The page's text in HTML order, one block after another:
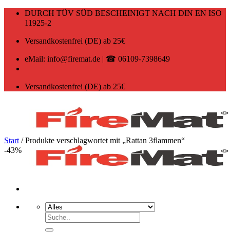
Zum
DURCH TÜV SÜD BESCHEINIGT NACH DIN EN ISO
11925-2
Versandkostenfrei (DE) ab 25€
eMail: info@firemat.de | ☎ 06109-7398649
Versandkostenfrei (DE) ab 25€
Suchen
nach:
Start /Produkte verschlagwortet mit „Rattan 3flammen“
-43%